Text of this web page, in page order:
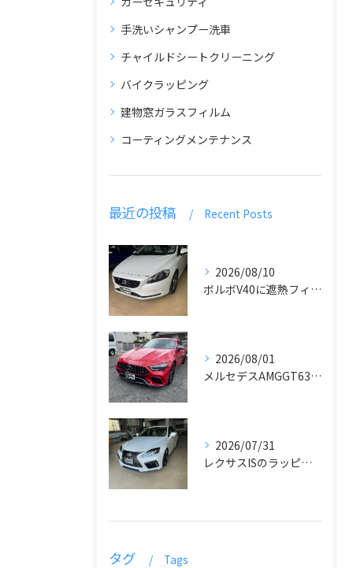
手洗いシャンプー洗車
チャイルドシートクリーニング
バイクラッピング
建物窓ガラスフィルム
コーティングメンテナンス
最近の投稿 Recent Posts
2026/08/10
ボルボV40に遮熱フィルム施工
2026/08/01
メルセデスAMGGT63のラッピング
2026/07/31
レクサスISのラッピングとデカール貼り
タグ Tags